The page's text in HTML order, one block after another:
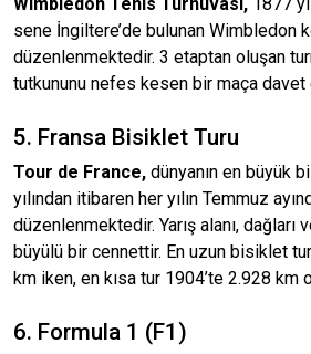
sene İngiltere’de bulunan Wimbledon
düzenlenmektedir. 3 etaptan oluşan
tutkununu nefes kesen bir maça davet
5. Fransa Bisiklet Turu
Tour de France, dünyanın en büyük
yılından itibaren her yılın Temmuz
düzenlenmektedir. Yarış alanı, dağları
büyülü bir cennettir. En uzun bisiklet
km iken, en kısa tur 1904’te 2.928 km
6. Formula 1 (F1)